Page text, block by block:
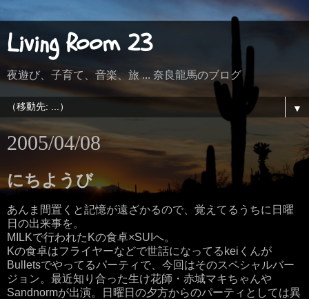
Living Room 23
夜遊び、子育て、音楽、旅 ... 奈良龍馬のブログ
▼
2005/04/08
にちようび
あんま間置くと記憶が遠ざかるので、覚えてるうちに日曜
日の出来事を。
MILKで行われたKの食卓×SUIへ。
Kの食卓はフライヤーなどで世話になってるkeiくんが
Bulletsでやってるパーティで、今回はそのスペシャルバー
ジョン。最近知り合った生け花師・赤城マキちゃんや
Sandnormが出演。日曜日の夕方からのパーティとしては異